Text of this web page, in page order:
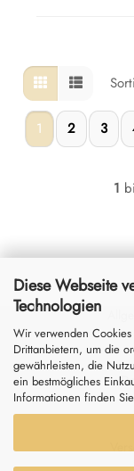
Diese Webseite
Technologien
Wir verwenden
Drittanbietern, um die
gewährleisten, die
ein bestmögliches
Informationen finden
1 2 3
1